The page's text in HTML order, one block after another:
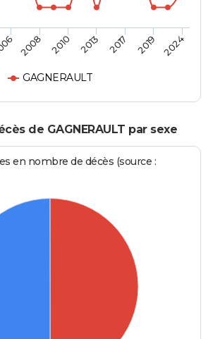
GAGNERAULT
2008 2010 2013 2017 2019 2024
de GAGNERAULT par sexe
en nombre de décès (source :